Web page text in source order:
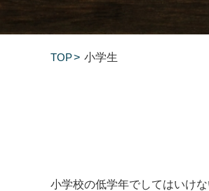
TOP 小学生
小学校の低学年でしてはいけ